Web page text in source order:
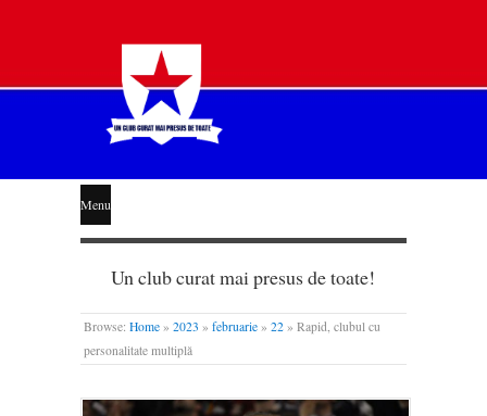
STEAUA
LIBERĂ
Menu
Un club curat mai presus de toate!
Browse: Home » 2023 » februarie » 22 » Rapid, clubul cu
personalitate multiplă